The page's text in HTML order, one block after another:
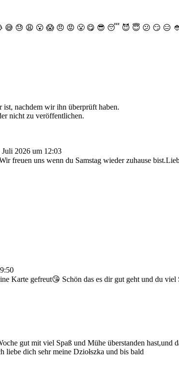
😅 😓 😩 😮 😱 😠 😡 😤 😋 😎 😴 😈 😇 😕 😏 😑 👲
ist, nachdem wir ihn überprüft haben.
nicht zu veröffentlichen.
Juli 2026 um 12:03
freuen uns wenn du Samstag wieder zuhause
Karte gefreut😘 Schön das es dir gut geht und du
gut mit viel Spaß und Mühe überstanden
liebe dich sehr meine Dziołszka und bis bald